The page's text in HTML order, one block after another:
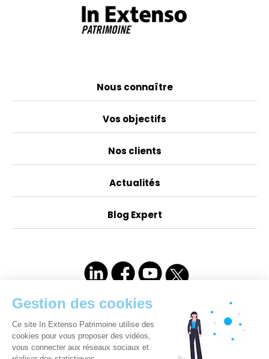
Nous connaître
Vos objectifs
Nos clients
Actualités
Blog Expert
Compétences juridiques appropriées & des
certifications professionnelles :